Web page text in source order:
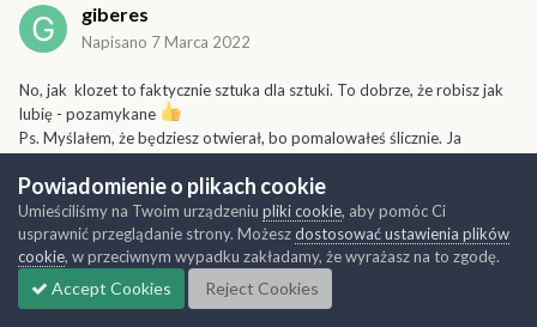
giberes
Napisano 7 Marca 2022
No, jak klozet to faktycznie sztuka dla sztuki. To dobrze, że robisz jak
lubię - pozamykane
Ps. Myślałem, że będziesz otwierał, bo pomalowałeś ślicznie. Ja
Edytowane7 Marca 2022przez giberes
Cytuj
Powiadomienie o plikach cookie
Umieściliśmy na Twoim urządzeniu pliki cookie, aby pomóc Ci
usprawnić przeglądanie strony. Możeszdostosować ustawienia plików
cookie, w przeciwnym wypadku zakładamy, że wyrażasz na to zgodę.
Accept Cookies Reject Cookies